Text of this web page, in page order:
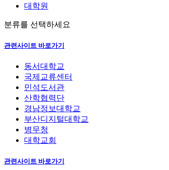
대학원
분류를 선택하세요
관련사이트 바로가기
동서대학교
국제교류센터
민석도서관
산학협력단
경남정보대학교
부산디지털대학교
병무청
대학교회
관련사이트 바로가기